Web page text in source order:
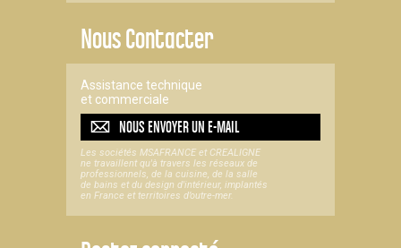
Nous Contacter
Assistance technique
et commerciale
NOUS ENVOYER UNE-MAIL
Les sociétés MSAFRANCE et CREALIGNE
ne travaillent qu'à travers les réseaux de
professionnels, de la cuisine, de la salle
de bains et du design d'intérieur, implantés
en France et territoires d’outre-mer.